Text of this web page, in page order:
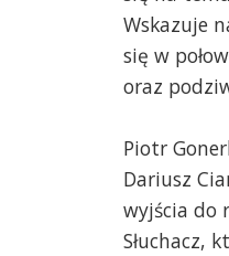
Wskazuje
się w
oraz
Piotr
Dariusz
wyjścia do
Słuchacz,